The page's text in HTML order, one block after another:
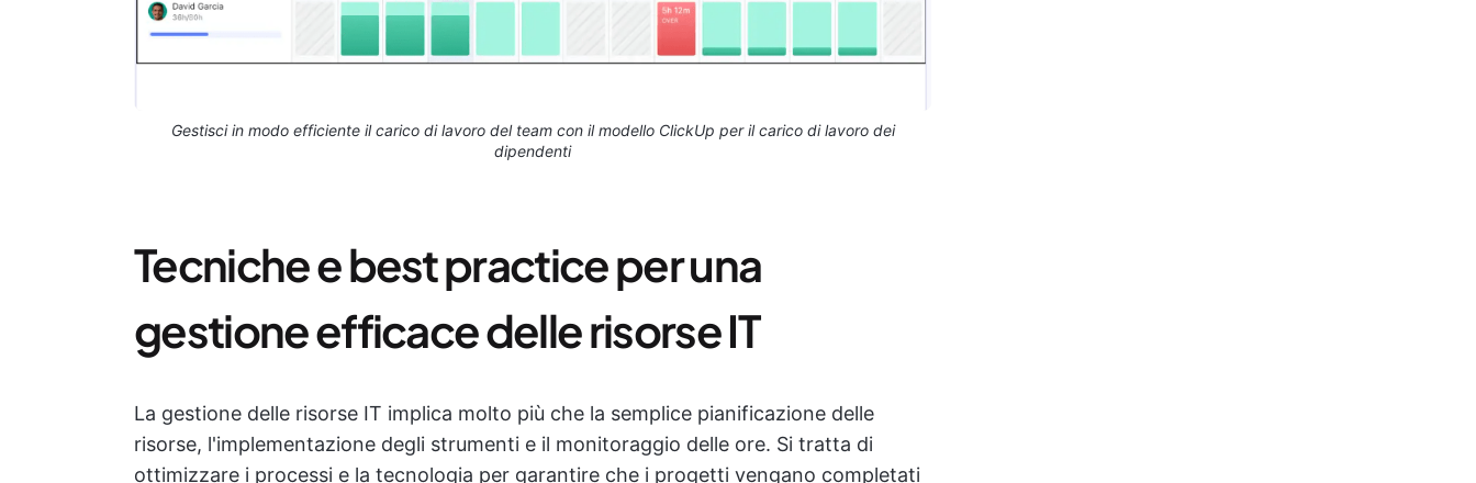
Gestisci in modo efficiente il carico di lavoro del team con il modello ClickUp per il carico di lavoro dei
dipendenti
Tecniche e best practice per una
gestione efficace delle risorse IT
La gestione delle risorse IT implica molto più che la semplice pianificazione delle
risorse, l'implementazione degli strumenti e il monitoraggio delle ore. Si tratta di
ottimizzare i processi e la tecnologia per garantire che i progetti vengano completati